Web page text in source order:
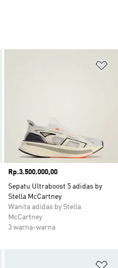
Harga
Rp.3.500.000,00
Sepatu Ultraboost 5 adidas by
Stella McCartney
Wanita adidas by Stella
McCartney
3 warna-warna